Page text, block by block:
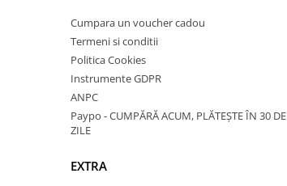
Cumpara un voucher cadou
Termeni si conditii
Politica Cookies
Instrumente GDPR
ANPC
Paypo - CUMPĂRĂ ACUM, PLĂTEȘTE ÎN 30 DE
ZILE
EXTRA